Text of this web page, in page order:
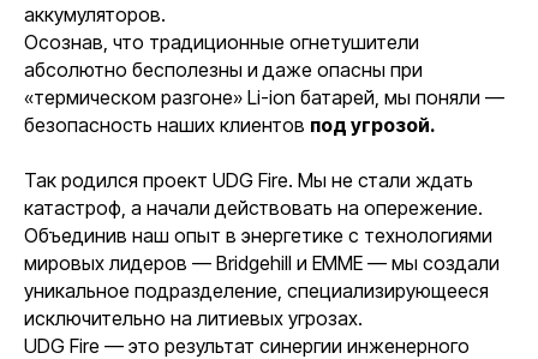
аккумуляторов.
Осознав, что традиционные огнетушители
абсолютно бесполезны и даже опасны при
«термическом разгоне» Li-ion батарей, мы поняли —
безопасность наших клиентов под угрозой.
Так родился проект UDG Fire. Мы не стали ждать
катастроф, а начали действовать на опережение.
Объединив наш опыт в энергетике с технологиями
мировых лидеров — Bridgehill и EMME — мы создали
уникальное подразделение, специализирующееся
исключительно на литиевых угрозах.
UDG Fire — это результат синергии инженерного